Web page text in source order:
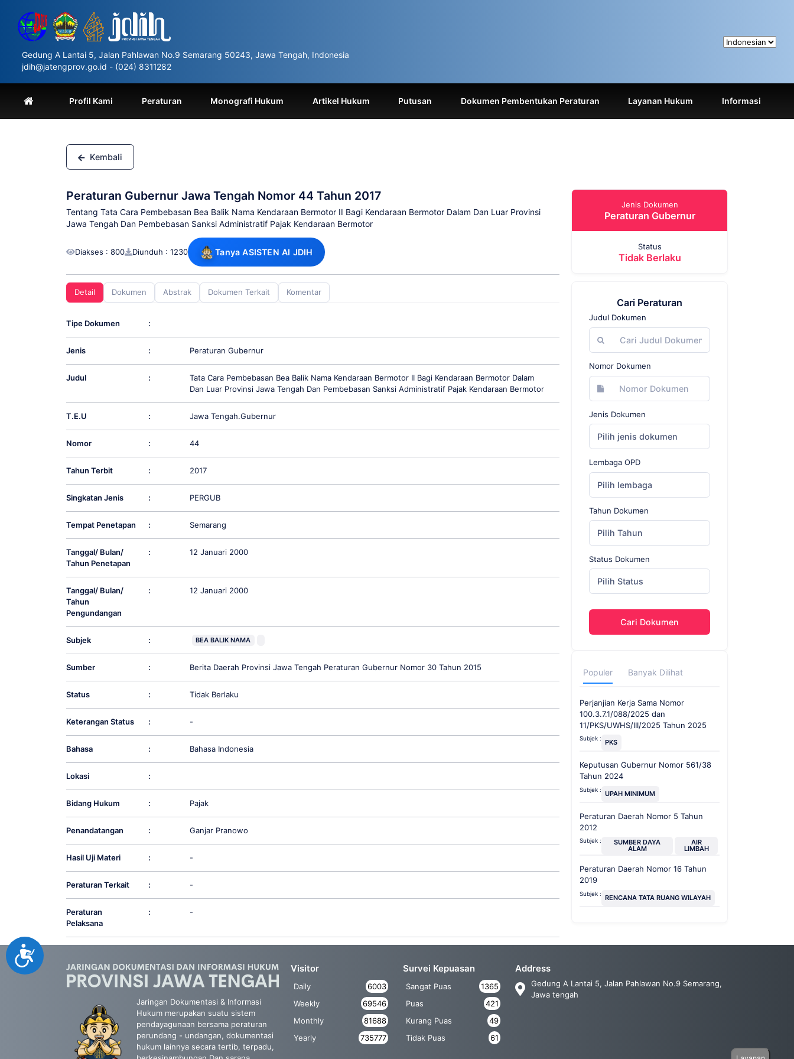
website
includes
accessibility
system.
Control-
F11
Accessibility
Gedung A Lantai 5, Jalan Pahlawan No.9 Semarang 50243, Jawa Tengah, Indonesia
jdih@jatengprov.go.id - (024) 8311282
Profil Kami Peraturan Monografi Hukum Artikel Hukum Putusan Dokumen Pembentukan Peraturan Layanan Hukum Informasi
Kembali
Peraturan Gubernur Jawa Tengah Nomor 44 Tahun 2017
Tentang Tata Cara Pembebasan Bea Balik Nama Kendaraan Bermotor II Bagi Kendaraan Bermotor Dalam Dan Luar Provinsi
Jawa Tengah Dan Pembebasan Sanksi Administratif Pajak Kendaraan Bermotor
Diakses : 800 Diunduh : 1230 Tanya ASISTEN AI JDIH
Detail Dokumen Abstrak Dokumen Terkait Komentar
Tipe Dokumen :
Jenis : Peraturan Gubernur
Judul :
Tata Cara Pembebasan Bea Balik Nama Kendaraan Bermotor II Bagi Kendaraan Bermotor Dalam
Dan Luar Provinsi Jawa Tengah Dan Pembebasan Sanksi Administratif Pajak Kendaraan Bermotor
T.E.U : Jawa Tengah.Gubernur
Nomor : 44
Tahun Terbit : 2017
Singkatan Jenis : PERGUB
Tempat Penetapan : Semarang
Tanggal/ Bulan/
Tahun Penetapan
: 12 Januari 2000
Tanggal/ Bulan/
Tahun
Pengundangan
: 12 Januari 2000
Subjek : BEA BALIK NAMA
Sumber : Berita Daerah Provinsi Jawa Tengah Peraturan Gubernur Nomor 30 Tahun 2015
Status : Tidak Berlaku
Keterangan Status : -
Bahasa : Bahasa Indonesia
Lokasi :
Bidang Hukum : Pajak
Penandatangan : Ganjar Pranowo
Hasil Uji Materi : -
Peraturan Terkait : -
Peraturan
Pelaksana
: -
Jenis Dokumen
Peraturan Gubernur
Status
Tidak Berlaku
Cari Peraturan
Judul Dokumen
Nomor Dokumen
Jenis Dokumen
Pilih jenis dokumen
Lembaga OPD
Pilih lembaga
Tahun Dokumen
Pilih Tahun
Status Dokumen
Pilih Status
Cari Dokumen
Populer Banyak Dilihat
Perjanjian Kerja Sama Nomor
100.3.7.1/088/2025 dan
11/PKS/UWHS/III/2025 Tahun 2025
Subjek : PKS
Keputusan Gubernur Nomor 561/38
Tahun 2024
Subjek : UPAH MINIMUM
Peraturan Daerah Nomor 5 Tahun
2012
Subjek : SUMBER DAYA
ALAM
AIR
LIMBAH
Peraturan Daerah Nomor 16 Tahun
2019
Subjek : RENCANA TATA RUANG WILAYAH
Jaringan Dokumentasi & Informasi
Hukum merupakan suatu sistem
pendayagunaan bersama peraturan
perundang - undangan, dokumentasi
hukum lainnya secara tertib, terpadu,
Visitor
Daily
6003
Weekly
69546
Monthly
81688
Yearly
735777
Survei Kepuasan
Sangat Puas
1365
Puas
421
Kurang Puas
49
Tidak Puas
61
Address
Gedung A Lantai 5, Jalan Pahlawan No.9 Semarang,
Jawa tengah